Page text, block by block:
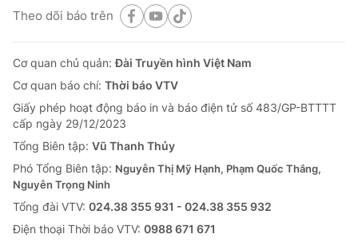
Theo dõi báo trên
Cơ quan chủ quản:Đài Truyền hình Việt Nam
Cơ quan báo chí: Thời báo VTV
Giấy phép hoạt động báo in và báo điện tử số 483/GP-BTTTT
cấp ngày 29/12/2023
Tổng Biên tập: Vũ Thanh Thủy
Phó Tổng Biên tập: Nguyễn Thị Mỹ Hạnh, Phạm Quốc Thắng,
Nguyễn Trọng Ninh
Tổng đài VTV: 024.38 355 931 - 024.38 355 932
Ðiện thoại Thời báo VTV: 0988 671 671